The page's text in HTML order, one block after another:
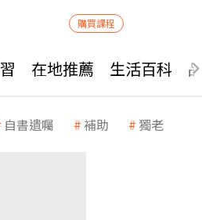
購買課程
在地推薦 生活百科
自書遺囑 補助 獨老